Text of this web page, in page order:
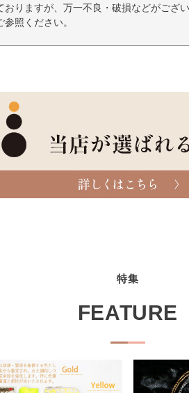
りますが、万一不良・破損などがござ
照ください。
特集
FEATURE